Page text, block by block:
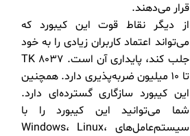
قرار می‌دهند.
از دیگر نقاط قوت این کیبورد که
می‌تواند اعتماد کاربران زیادی را به خود
جلب کند، پایداری آن است. TK 8037
تا 10 میلیون ضربه‌پذیری دارد. همچنین
این کیبورد سازگاری گسترده‌ای دارد.
شما می‌توانید این کیبورد را با
سیستم‌عامل‌های Windows، Linux،